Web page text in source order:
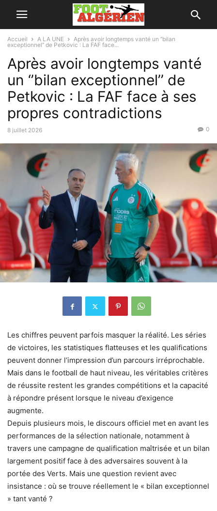
Accueil A LA UNE
Après avoir longtemps vanté un ‘’bilan
exceptionnel’’ de Petkovic : La FAF face...
Après avoir longtemps vanté
un ‘’bilan exceptionnel’’ de
Petkovic : La FAF face à ses
propres contradictions
8 juillet 2026 0
Les chiffres peuvent parfois masquer la réalité. Les séries
de victoires, les statistiques flatteuses et les qualifications
peuvent donner l’impression d’un parcours irréprochable.
Mais dans le football de haut niveau, les véritables critères
de réussite restent les grandes compétitions et la capacité
à répondre présent lorsque le niveau d’exigence
augmente.
Depuis plusieurs mois, le discours officiel met en avant les
performances de la sélection nationale, notamment à
travers une campagne de qualification maîtrisée et un bilan
largement positif face à des adversaires souvent à la
portée des Verts. Mais une question revient avec
insistance : où se trouve réellement le « bilan exceptionnel
» tant vanté ?